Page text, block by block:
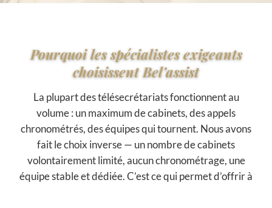
Pourquoi les spécialistes exigeants
choisissent Bel’assist
La plupart des télésecrétariats fonctionnent au
volume : un maximum de cabinets, des appels
chronométrés, des équipes qui tournent. Nous avons
fait le choix inverse — un nombre de cabinets
volontairement limité, aucun chronométrage, une
équipe stable et dédiée. C’est ce qui permet d’offrir à